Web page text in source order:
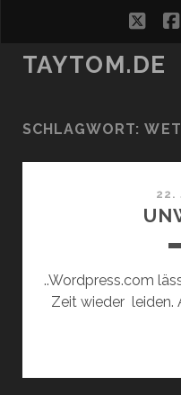
TAYTOM.DE
SCHLAGWORT:
22.
..Wordpress.com
Zeit wieder leiden.